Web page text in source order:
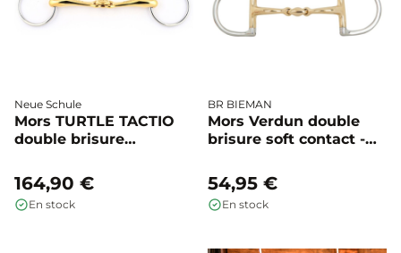
Neue Schule
Mors TURTLE TACTIO
double brisure
Neue Schule
164,90 €
En stock
BR BIEMAN
Mors Verdun double
brisure soft contact -
54,95 €
En stock